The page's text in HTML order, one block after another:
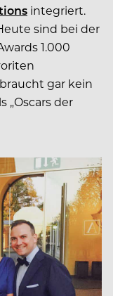
integriert.
sind bei der
1.000
gar kein
„Oscars der